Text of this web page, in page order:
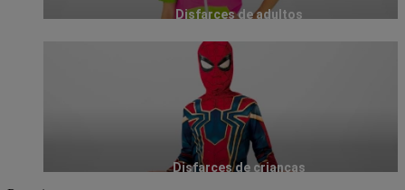
Disfarces de adultos
Disfarces de crianças